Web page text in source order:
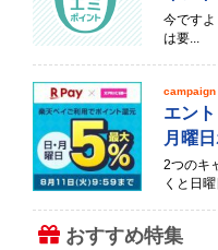
今です
は要...
campaign
エン
月曜
2つのキ
くと日
おすすめ特集